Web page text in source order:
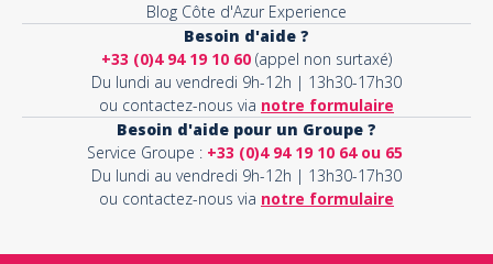
Blog Côte d'Azur Experience
Besoin d'aide ?
+33 (0)4 94 19 10 60 (appel non surtaxé)
Du lundi au vendredi 9h-12h | 13h30-17h30
ou contactez-nous via notre formulaire
Besoin d'aide pour un Groupe ?
Service Groupe : +33 (0)4 94 19 10 64 ou 65
Du lundi au vendredi 9h-12h | 13h30-17h30
ou contactez-nous via notre formulaire